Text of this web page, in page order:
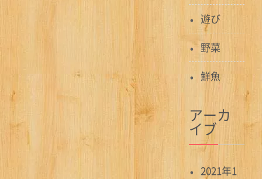
遊び
野菜
鮮魚
アーカ
イブ
2021年1